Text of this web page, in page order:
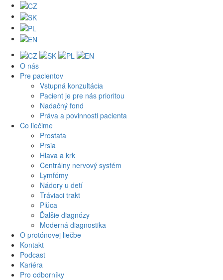
O nás
Pre pacientov
Vstupná konzultácia
Pacient je pre nás prioritou
Nadačný fond
Práva a povinnosti pacienta
Čo liečime
Prostata
Prsia
Hlava a krk
Centrálny nervový systém
Lymfómy
Nádory u detí
Tráviaci trakt
Pľúca
Ďalšie diagnózy
Moderná diagnostika
O protónovej liečbe
Kontakt
Podcast
Kariéra
Pro odborníky